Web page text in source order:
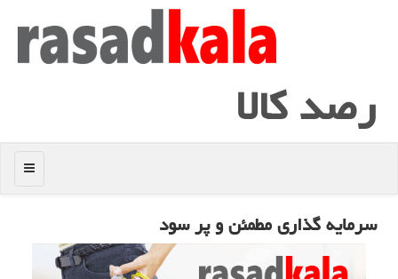
رصد كالا
منو
سرمایه گذاری مطمئن و پر سود